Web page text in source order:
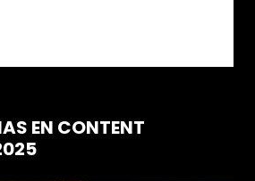
EN CONTENT